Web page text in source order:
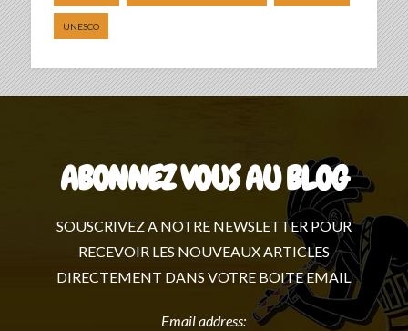
UNESCO
ABONNEZ VOUS AU BLOG
SOUSCRIVEZ A NOTRE NEWSLETTER POUR
RECEVOIR LES NOUVEAUX ARTICLES
DIRECTEMENT DANS VOTRE BOITE EMAIL
Email address: